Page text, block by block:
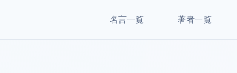
名言一覧 著者一覧